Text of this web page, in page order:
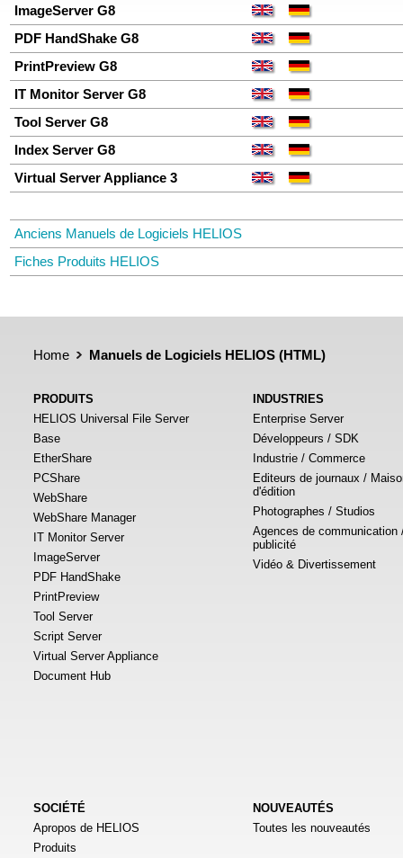
ImageServer G8
PDF HandShake G8
PrintPreview G8
IT Monitor Server G8
Tool Server G8
Index Server G8
Virtual Server Appliance 3
Anciens Manuels de Logiciels HELIOS
Fiches Produits HELIOS
Home Manuels de Logiciels HELIOS (HTML)
PRODUITS
HELIOS Universal File Server
Base
EtherShare
PCShare
WebShare
WebShare Manager
IT Monitor Server
ImageServer
PDF HandShake
PrintPreview
Tool Server
Script Server
Virtual Server Appliance
Document Hub
INDUSTRIES
Enterprise Server
Développeurs / SDK
Industrie / Commerce
Editeurs de journaux /
d'édition
Photographes / Studios
Agences de communication
publicité
Vidéo & Divertissement
SOCIÉTÉ
Apropos de HELIOS
Produits
NOUVEAUTÉS
Toutes les nouveautés